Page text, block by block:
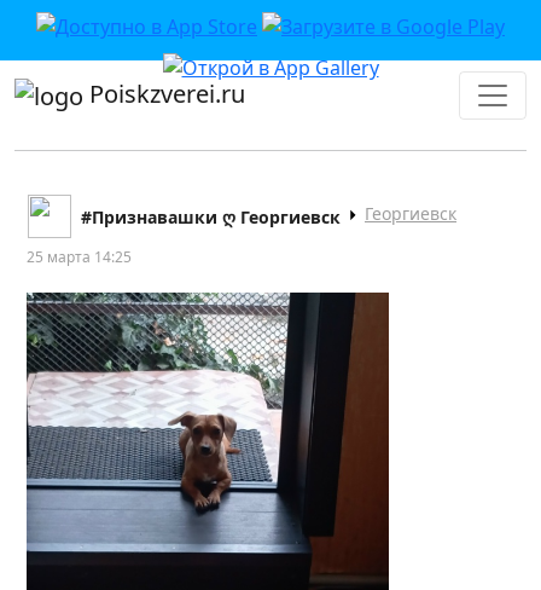
Poiskzverei.ru
#Признавашки ღ Георгиевск Георгиевск
25 марта 14:25